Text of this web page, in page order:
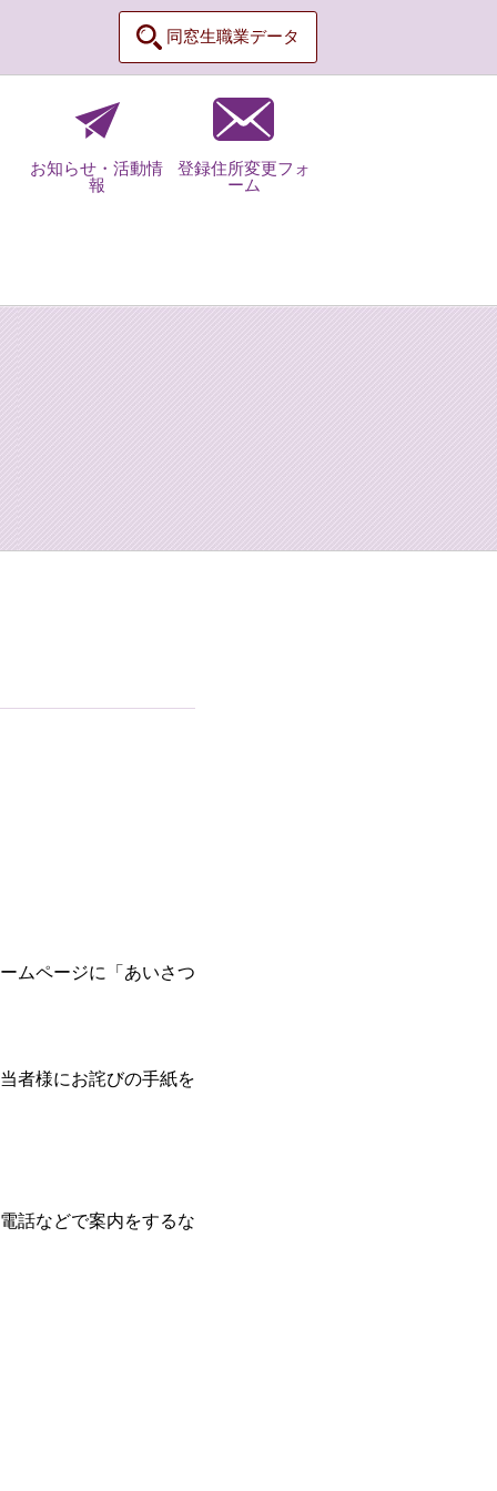
同窓生職業データ
お知らせ・活動情
報
登録住所変更フォ
ーム
ムページに「あいさつ
者様にお詫びの手紙を
話などで案内をするな